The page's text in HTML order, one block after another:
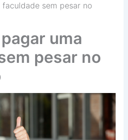
sem pesar no
uma
pesar no